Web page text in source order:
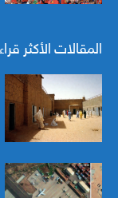
المقالات الأكثر